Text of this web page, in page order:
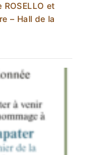
ROSELLO et
– Hall de la